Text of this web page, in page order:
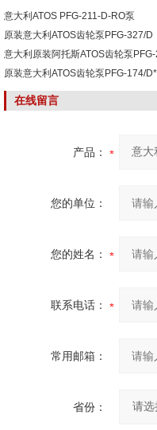
意大利ATOS PFG-211-D-RO泵
原装意大利ATOS齿轮泵PFG-327/D
意大利原装阿托斯ATOS齿轮泵
原装意大利ATOS齿轮泵PFG-174/
在线留言
产品：
您的单位：
您的姓名：
联系电话：
常用邮箱：
省份：